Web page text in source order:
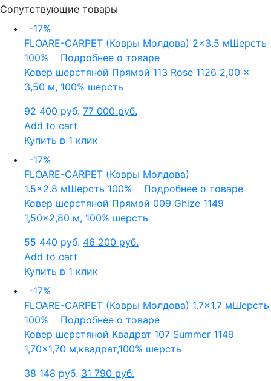
Сопутствующие товары
-17%
FLOARE-CARPET (Ковры Молдова) 2x3.5 мШерсть
100%
Подробнее о товаре
Ковер шерстяной Прямой 113 Rose 1126 2,00 x
3,50 м, 100% шерсть
92 400руб. 77 000 руб.
Add to cart
Купить в 1 клик
-17%
FLOARE-CARPET (Ковры Молдова)
1.5x2.8 мШерсть 100%
Подробнее о товаре
Ковер шерстяной Прямой 009 Ghize 1149
1,50×2,80 м, 100% шерсть
55 440руб. 46 200 руб.
Add to cart
Купить в 1 клик
-17%
FLOARE-CARPET (Ковры Молдова) 1.7x1.7 мШерсть
100%
Подробнее о товаре
Ковер шерстяной Квадрат 107 Summer 1149
1,70×1,70 м,квадрат,100% шерсть
38 148руб. 31 790 руб.